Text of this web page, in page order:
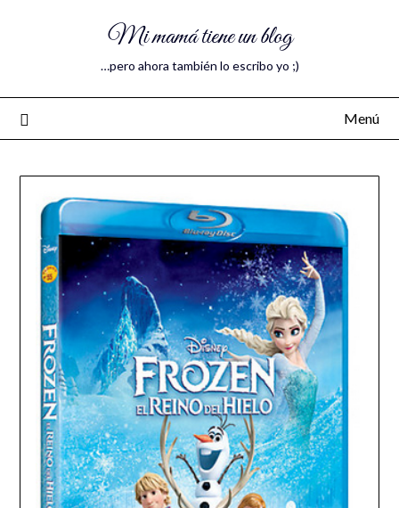
Mi mamá tiene un blog
…pero ahora también lo escribo yo ;)
Menú